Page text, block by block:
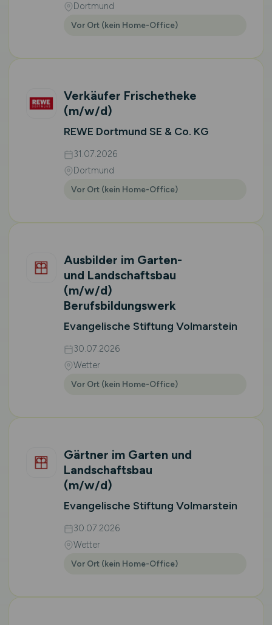
Dortmund
Vor Ort (kein Home-Office)
Verkäufer Frischetheke
(m/w/d)
REWE Dortmund SE & Co. KG
31.07.2026
Dortmund
Vor Ort (kein Home-Office)
Ausbilder im Garten-
und Landschaftsbau
(m/w/d)
Berufsbildungswerk
Evangelische Stiftung Volmarstein
30.07.2026
Wetter
Vor Ort (kein Home-Office)
Gärtner im Garten und
Landschaftsbau
(m/w/d)
Evangelische Stiftung Volmarstein
30.07.2026
Wetter
Vor Ort (kein Home-Office)